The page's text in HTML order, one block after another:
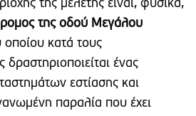
της μελέτης είναι, φυσικά,
της οδού Μεγάλου
οποίου κατά τους
δραστηριοποιείται ένας
εστίασης και
παραλία που έχει